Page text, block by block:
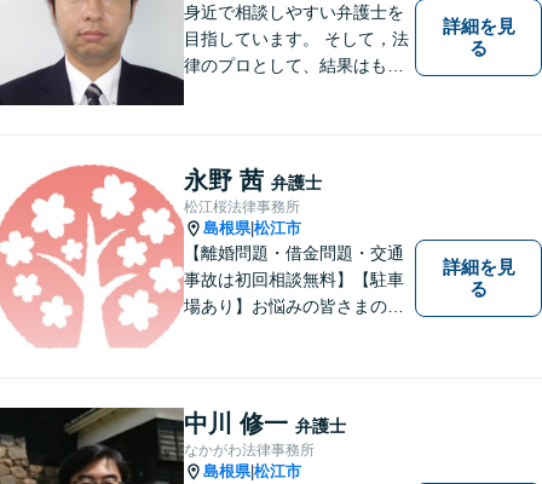
身近で相談しやすい弁護士を
目指しています。 そして，法
律のプロとして、結果はもち
依頼者様の心を理解し，寄り
添いながら問題い解決のサポ
ートを心がけています。
詳細を見
る
永野 茜 弁護士
松江桜法律事務所
島根県|松江市
【離婚問題・借金問題・交通
事故は初回相談無料】【駐車
場あり】お悩みの皆さまの気
いりたいと思います。丁寧な
説明で適切かつ迅速な解決を
目指します。
詳細を見
る
中川 修一 弁護士
なかがわ法律事務所
島根県|松江市